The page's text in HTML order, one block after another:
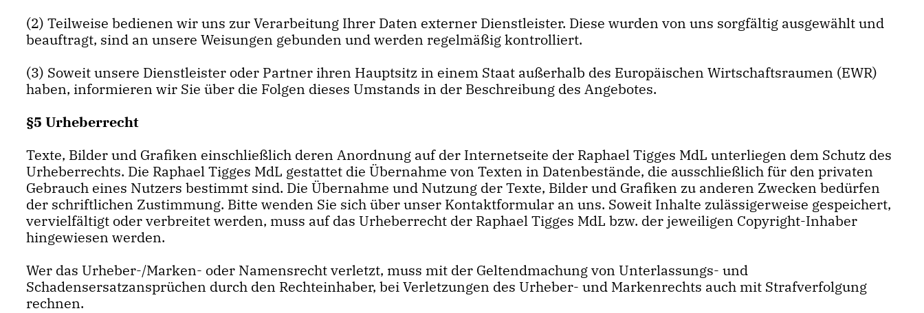
(2) Teilweise bedienen wir uns zur Verarbeitung Ihrer Daten externer Dienstleister. Diese wurden von uns sorgfältig ausgewählt und
beauftragt, sind an unsere Weisungen gebunden und werden regelmäßig kontrolliert.
(3) Soweit unsere Dienstleister oder Partner ihren Hauptsitz in einem Staat außerhalb des Europäischen Wirtschaftsraumen (EWR)
haben, informieren wir Sie über die Folgen dieses Umstands in der Beschreibung des Angebotes.
§5 Urheberrecht
Texte, Bilder und Grafiken einschließlich deren Anordnung auf der Internetseite der Raphael Tigges MdL unterliegen dem Schutz des
Urheberrechts. Die Raphael Tigges MdL gestattet die Übernahme von Texten in Datenbestände, die ausschließlich für den privaten
Gebrauch eines Nutzers bestimmt sind. Die Übernahme und Nutzung der Texte, Bilder und Grafiken zu anderen Zwecken bedürfen
der schriftlichen Zustimmung. Bitte wenden Sie sich über unser Kontaktformular an uns. Soweit Inhalte zulässigerweise gespeichert,
vervielfältigt oder verbreitet werden, muss auf das Urheberrecht der Raphael Tigges MdL bzw. der jeweiligen Copyright-Inhaber
hingewiesen werden.
Wer das Urheber-/Marken- oder Namensrecht verletzt, muss mit der Geltendmachung von Unterlassungs- und
Schadensersatzansprüchen durch den Rechteinhaber, bei Verletzungen des Urheber- und Markenrechts auch mit Strafverfolgung
rechnen.